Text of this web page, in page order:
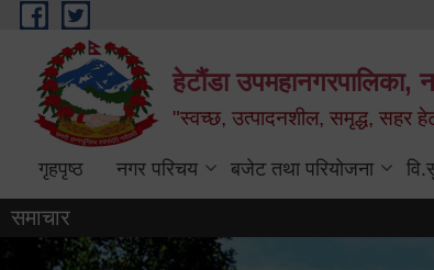
Skip to main content
हेटौंडा उपमहानगरपालिका,
"स्वच्छ, उत्पादनशील, समृद्ध, सहर
गृहपृष्ठ नगर परिचय बजेट तथा परियोजना
समाचार